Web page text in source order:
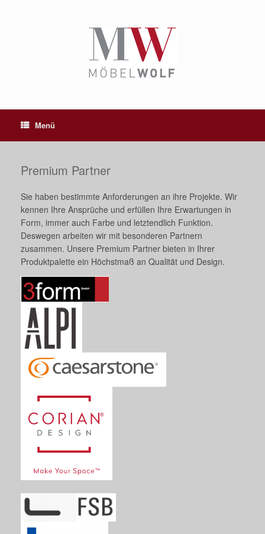
Menü
Premium Partner
Sie haben bestimmte Anforderungen an ihre Projekte. Wir
kennen Ihre Ansprüche und erfüllen Ihre Erwartungen in
Form, immer auch Farbe und letztendlich Funktion.
Deswegen arbeiten wir mit besonderen Partnern
zusammen. Unsere Premium Partner bieten in Ihrer
Produktpalette ein Höchstmaß an Qualität und Design.